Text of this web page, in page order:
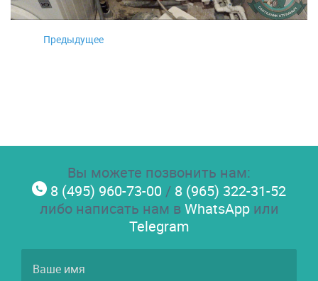
Предыдущее
Вы можете позвонить нам:
8 (495) 960-73-00 / 8 (965) 322-31-52
либо написать нам вWhatsAppили
Telegram